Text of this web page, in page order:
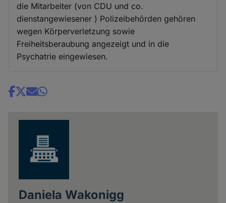
die Mitarbeiter (von CDU und co.
dienstangewiesener ) Polizeibehörden gehören
wegen Körperverletzung sowie
Freiheitsberaubung angezeigt und in die
Psychatrie eingewiesen.
Share
Daniela Wakonigg